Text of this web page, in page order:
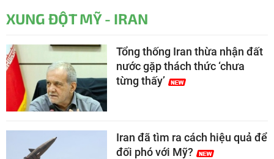
XUNG ĐỘT MỸ - IRAN
Tổng thống Iran thừa nhận đất
nước gặp thách thức ‘chưa
từng thấy’
Iran đã tìm ra cách hiệu quả để
đối phó với Mỹ?